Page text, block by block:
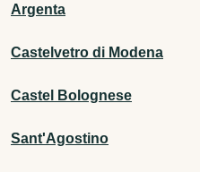
Argenta
Castelvetro di Modena
Castel Bolognese
Sant'Agostino